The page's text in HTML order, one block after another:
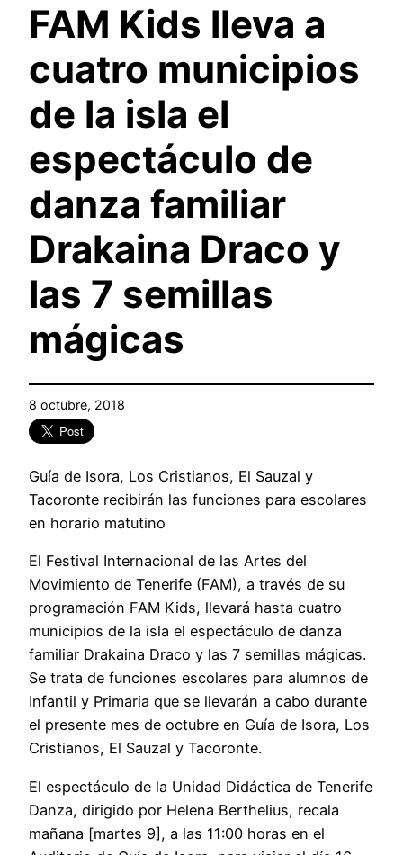
FAM Kids lleva a
cuatro municipios
de la isla el
espectáculo de
danza familiar
Drakaina Draco y
las 7 semillas
mágicas
8 octubre, 2018
Guía de Isora, Los Cristianos, El Sauzal y
Tacoronte recibirán las funciones para escolares
en horario matutino
El Festival Internacional de las Artes del
Movimiento de Tenerife (FAM), a través de su
programación FAM Kids, llevará hasta cuatro
municipios de la isla el espectáculo de danza
familiar Drakaina Draco y las 7 semillas mágicas.
Se trata de funciones escolares para alumnos de
Infantil y Primaria que se llevarán a cabo durante
el presente mes de octubre en Guía de Isora, Los
Cristianos, El Sauzal y Tacoronte.
El espectáculo de la Unidad Didáctica de Tenerife
Danza, dirigido por Helena Berthelius, recala
mañana [martes 9], a las 11:00 horas en el